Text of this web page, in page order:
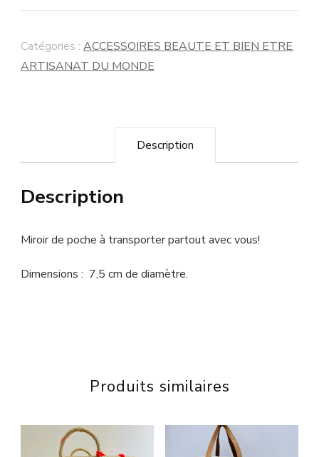
Catégories : ACCESSOIRES BEAUTE ET BIEN ETRE,
ARTISANAT DU MONDE
Description
Description
Miroir de poche à transporter partout avec vous!
Dimensions : 7,5 cm de diamètre.
Produits similaires